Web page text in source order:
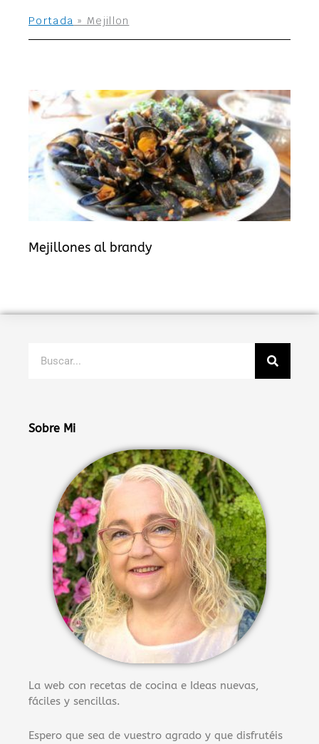
Portada » Mejillon
Mejillones al brandy
Sobre Mi
La web con recetas de cocina e Ideas nuevas,
fáciles y sencillas.
Espero que sea de vuestro agrado y que disfrutéis